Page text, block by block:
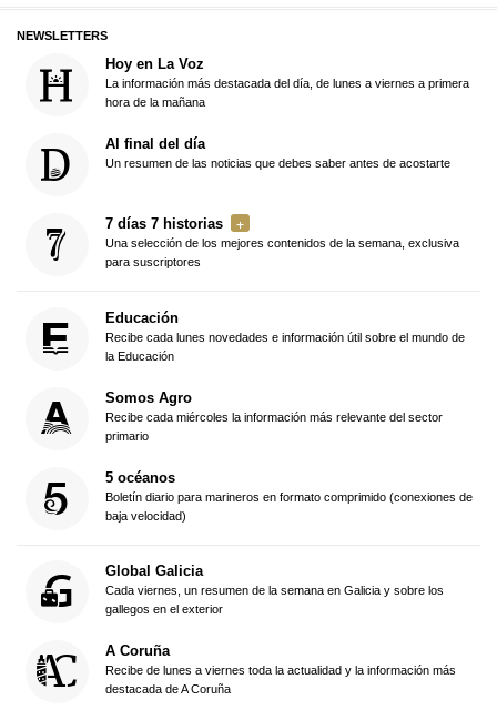
NEWSLETTERS
Hoy en La Voz
La información más destacada del día, de lunes a viernes a primera
hora de la mañana
Al final del día
Un resumen de las noticias que debes saber antes de acostarte
7 días 7 historias
Una selección de los mejores contenidos de la semana, exclusiva
para suscriptores
Educación
Recibe cada lunes novedades e información útil sobre el mundo de
la Educación
Somos Agro
Recibe cada miércoles la información más relevante del sector
primario
5 océanos
Boletín diario para marineros en formato comprimido (conexiones de
baja velocidad)
Global Galicia
Cada viernes, un resumen de la semana en Galicia y sobre los
gallegos en el exterior
A Coruña
Recibe de lunes a viernes toda la actualidad y la información más
destacada de A Coruña